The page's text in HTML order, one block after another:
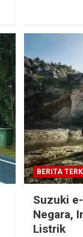
BERITA
Suzuki
Negara,
Listrik